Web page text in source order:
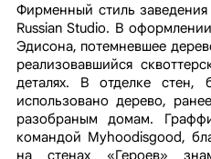
Фирменный стиль
Russian Studio. В
Эдисона, потемневшее
реализовавшийся
деталях. В отделке стен,
использовано дерево,
разобраным домам.
командой Myhoodisgood,
на стенах «Героев»